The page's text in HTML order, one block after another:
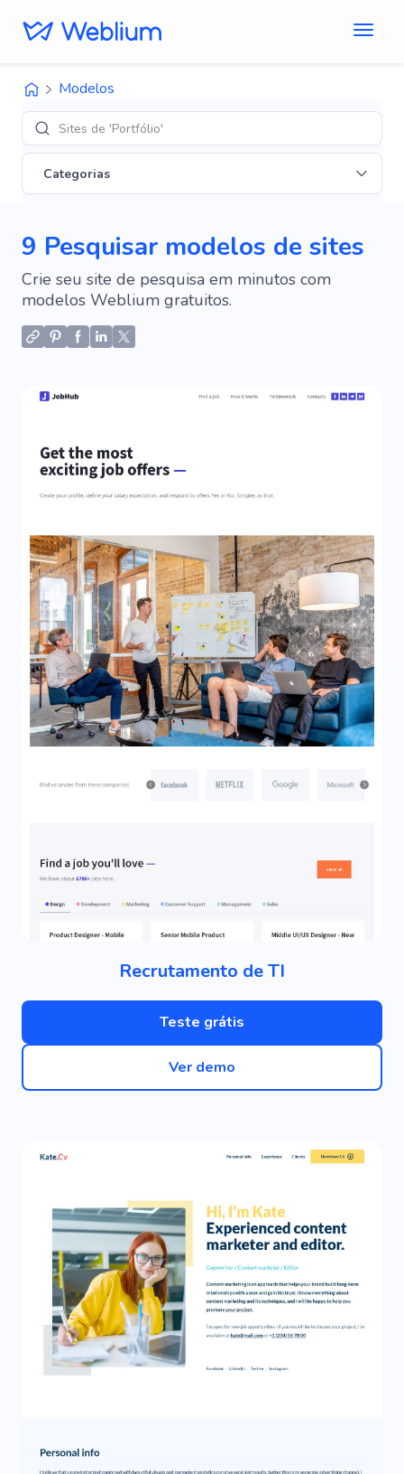
Modelos
Sites de 'Portfólio'
Categorias
9 Pesquisar modelos de sites
Crie seu site de pesquisa em minutos com
modelos Weblium gratuitos.
Recrutamento de TI
Teste grátis
Ver demo